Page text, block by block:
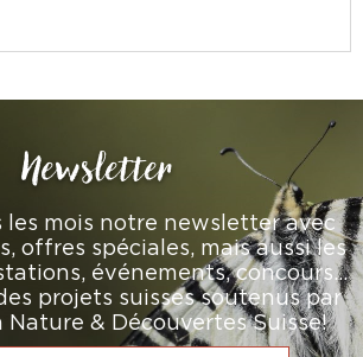
Newsletter
les mois notre newsletter avec
offres spéciales, mais aussi les
événements, concours…
projets suisses soutenus par
Nature & Découvertes Suisse!